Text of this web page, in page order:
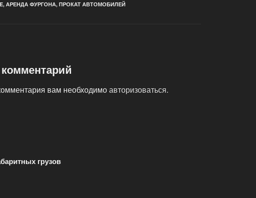
, АРЕНДА ФУРГОНА, ПРОКАТ АВТОМОБИЛЕЙ
вам необходимоавторизоваться.
грузов